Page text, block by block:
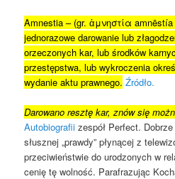
Amnestia – (gr. ἀμνηστία amnēstía
jednorazowe darowanie lub
orzeczonych kar, lub środków
przestępstwa, lub wykroczenia
wydanie aktu prawnego. Źródło.
Darowano resztę kar, znów się
Autobiografii zespół Perfect.
słusznej „prawdy” płynącej z
przeciwieństwie do urodzonych w
cenię tę wolność. Parafrazując